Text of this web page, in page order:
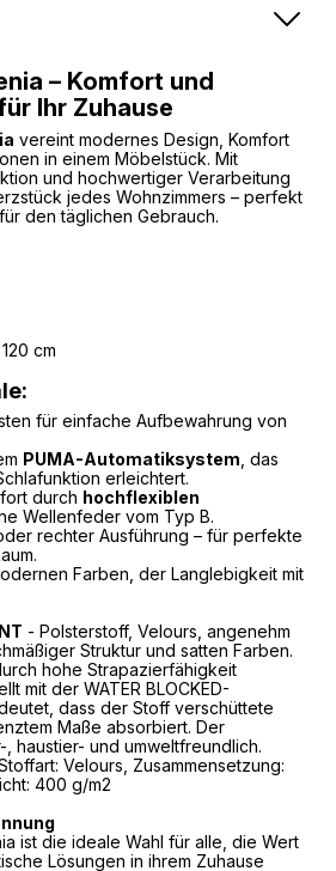
– Komfort und
Ihr Zuhause
vereint modernes Design, Komfort
in einem Möbelstück. Mit
und hochwertiger Verarbeitung
jedes Wohnzimmers – perfekt
den täglichen Gebrauch.
cm
für einfache Aufbewahrung von
PUMA-Automatiksystem , das
erleichtert.
durch hochflexiblen
Wellenfeder vom Typ B.
rechter Ausführung – für perfekte
Farben, der Langlebigkeit mit
- Polsterstoff, Velours, angenehm
Struktur und satten Farben.
hohe Strapazierfähigkeit
mit der WATER BLOCKED-
dass der Stoff verschüttete
Maße absorbiert. Der
haustier- und umweltfreundlich.
Velours, Zusammensetzung:
400 g/m2
ist die ideale Wahl für alle, die Wert
Lösungen in ihrem Zuhause